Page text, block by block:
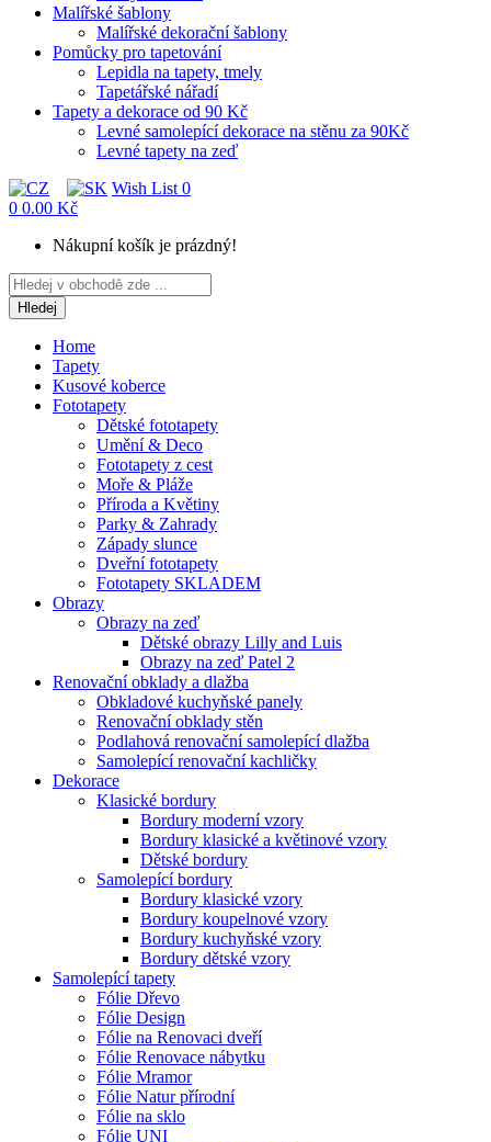
Malířské šablony
Malířské dekorační šablony
Pomůcky pro tapetování
Lepidla na tapety, tmely
Tapetářské nářadí
Tapety a dekorace od 90 Kč
Levné samolepící dekorace na stěnu za 90Kč
Levné tapety na zeď
Wish List 0
0 0.00 Kč
Nákupní košík je prázdný!
Hledej
Home
Tapety
Kusové koberce
Fototapety
Dětské fototapety
Umění & Deco
Fototapety z cest
Moře & Pláže
Příroda a Květiny
Parky & Zahrady
Západy slunce
Dveřní fototapety
Fototapety SKLADEM
Obrazy
Obrazy na zeď
Dětské obrazy Lilly and Luis
Obrazy na zeď Patel 2
Renovační obklady a dlažba
Obkladové kuchyňské panely
Renovační obklady stěn
Podlahová renovační samolepící dlažba
Samolepící renovační kachličky
Dekorace
Klasické bordury
Bordury moderní vzory
Bordury klasické a květinové vzory
Dětské bordury
Samolepící bordury
Bordury klasické vzory
Bordury koupelnové vzory
Bordury kuchyňské vzory
Bordury dětské vzory
Samolepící tapety
Fólie Dřevo
Fólie Design
Fólie na Renovaci dveří
Fólie Renovace nábytku
Fólie Mramor
Fólie Natur přírodní
Fólie na sklo
Fólie UNI